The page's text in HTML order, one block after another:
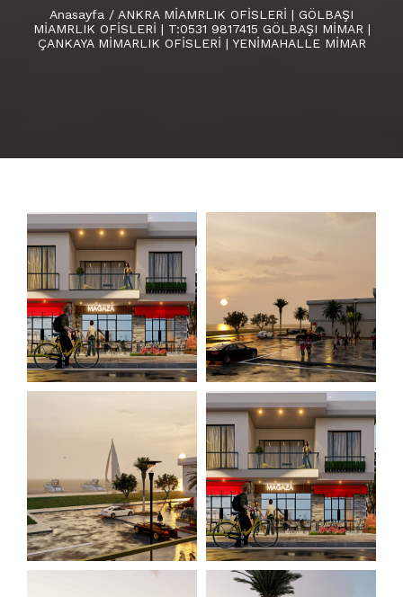
Anasayfa / ANKRA MİAMRLIK OFİSLERİ | GÖLBAŞI
MİAMRLIK OFİSLERİ | T:0531 9817415 GÖLBAŞI MİMAR |
ÇANKAYA MİMARLIK OFİSLERİ | YENİMAHALLE MİMAR